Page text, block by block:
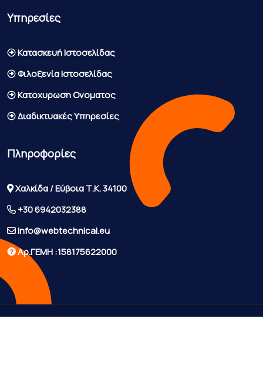
Υπηρεσίες
Κατασκευή Ιστοσελίδας
Φιλοξενία Ιστοσελίδας
Κατοχυρωση Ονοματος
Διαδικτυακές Υπηρεσίες
Πληροφορίες
Χαλκίδα / Εύβοια Τ.Κ. 34100
+30 6942032388
info@webtechnical.eu
Αρ.ΓΕΜΗ :158175622000